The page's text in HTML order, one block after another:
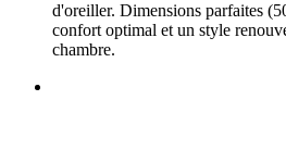
d'oreiller. Dimensions parfaites
confort optimal et un style
chambre.